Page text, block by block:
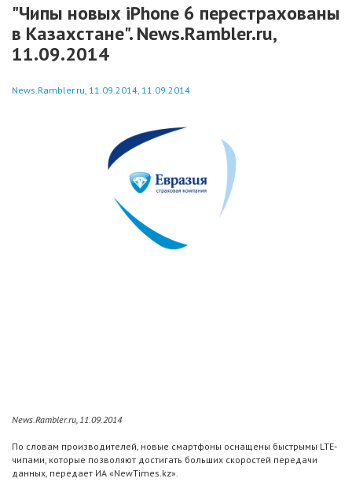
"Чипы новых iPhone 6 перестрахованы
в Казахстане". News.Rambler.ru,
11.09.2014
News.Rambler.ru, 11.09.2014, 11.09.2014
News.Rambler.ru, 11.09.2014
По словам производителей, новые смартфоны оснащены быстрымы LTE-
чипами, которые позволяют достигать больших скоростей передачи
данных, передает ИА «NewTimes.kz».